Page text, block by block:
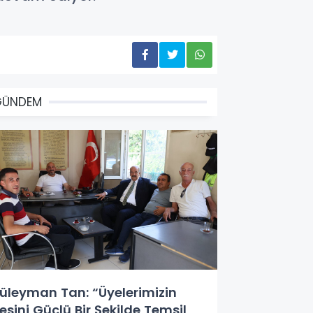
Tan: “Üyelerimizin